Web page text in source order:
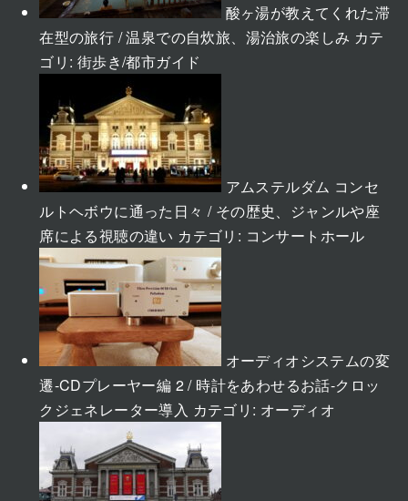
酸ヶ湯が教えてくれた滞
在型の旅行 / 温泉での自炊旅、湯治旅の楽しみ カテ
ゴリ: 街歩き/都市ガイド
アムステルダム コンセ
ルトヘボウに通った日々 / その歴史、ジャンルや座
席による視聴の違い カテゴリ: コンサートホール
オーディオシステムの変
遷-CDプレーヤー編 2 / 時計をあわせるお話-クロッ
クジェネレーター導入 カテゴリ: オーディオ